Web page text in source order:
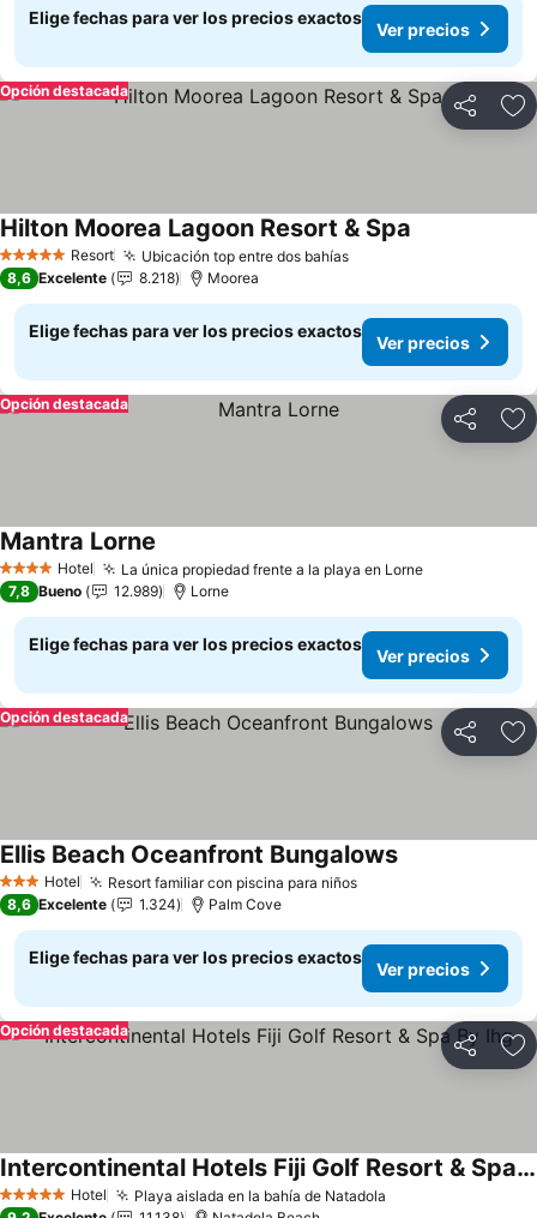
Elige fechas para ver los precios exactos
Ver precios
Compartir
Opción destacada
5 Estrellas Resort Ubicación top entre dos bahíasVer precios
Hilton Moorea Lagoon Resort & Spa
8,6 Excelente 8.218 Moorea
Elige fechas para ver los precios exactos
Ver precios
Compartir
Opción destacada
4 EstrellasHotel La única propiedad frente a la playa en LorneVer precios
Mantra Lorne
7,8 Bueno 12.989 Lorne
Elige fechas para ver los precios exactos
Ver precios
Compartir
Opción destacada
3 Estrellas
Hotel Resort familiar con piscina para niñosVer precios
Ellis Beach Oceanfront BungalowsVer precios
8,6 Excelente 1.324 Palm Cove
Elige fechas para ver los precios exactos
Ver precios
Compartir
Opción destacada
5 Estrellas Hotel Playa aislada en la bahía de Natadola
Intercontinental Hotels Fiji Golf Resort & Spa By Ihg
Ver precios